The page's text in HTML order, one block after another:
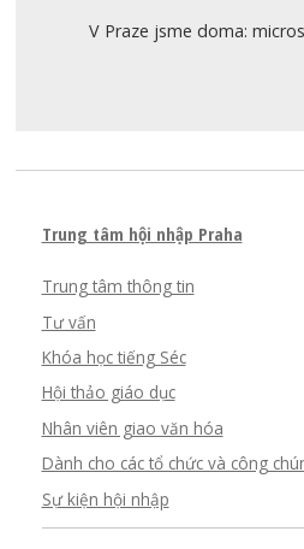
V Praze jsme doma:
Trung tâm hội nhập Praha
Trung tâm thông tin
Tư vấn
Khóa học tiếng Séc
Hội thảo giáo dục
Nhân viên giao văn hóa
Dành cho các tổ chức và công
Sự kiện hội nhập